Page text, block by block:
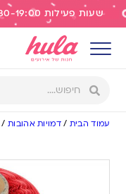
שעות פעילות 9:30-19:00 בחנות | משלוח חינם מעל 299 ש"ח
עמוד הבית /דמויות אהובות/